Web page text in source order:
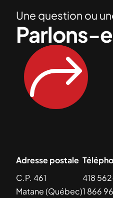
Une question ou
Parlons-
Adresse postale
C.P. 461
Matane (Québec)
418
1 866